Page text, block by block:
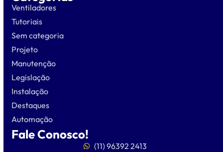
Ventiladores
Tutoriais
Sem categoria
Projeto
Manutenção
Legislação
Instalação
Destaques
Automação
Fale Conosco!
(11) 96392 2413